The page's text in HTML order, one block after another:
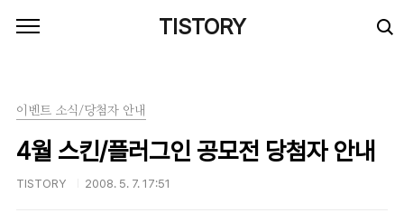
TISTORY
이벤트 소식/당첨자 안내
4월 스킨/플러그인 공모전 당첨자 안내
TISTORY 2008. 5. 7. 17:51